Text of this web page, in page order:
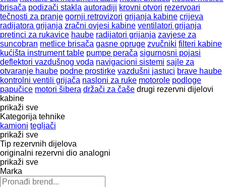
brisača podizači stakla autoradiji krovni otvori rezervoari
tečnosti za pranje gornji retrovizori grijanja kabine crijeva
radijatora grijanja zračni ovjesi kabine ventilatori grijanja
pretinci za rukavice haube radijatori grijanja zavjese za
suncobran metlice brisača gasne opruge zvučniki filteri kabine
kućišta instrument table pumpe perača sigurnosni pojasi
deflektori vazdušnog voda navigacioni sistemi sajle za
otvaranje haube podne prostirke vazdušni jastuci brave haube
kontrolni ventili grijača nasloni za ruke motorole podloge
papučice motori šibera držači za čaše drugi rezervni dijelovi
kabine
prikaži sve
Kategorija tehnike
kamioni tegljači
prikaži sve
Tip rezervnih dijelova
originalni rezervni dio analogni
prikaži sve
Marka